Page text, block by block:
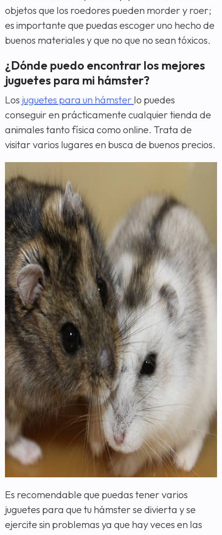
objetos que los roedores pueden morder y roer;
es importante que puedas escoger uno hecho de
buenos materiales y que no que no sean tóxicos.
¿Dónde puedo encontrar los mejores
juguetes para mi hámster?
Los juguetes para un hámster lo puedes
conseguir en prácticamente cualquier tienda de
animales tanto física como online. Trata de
visitar varios lugares en busca de buenos precios.
Es recomendable que puedas tener varios
juguetes para que tu hámster se divierta y se
ejercite sin problemas ya que hay veces en las